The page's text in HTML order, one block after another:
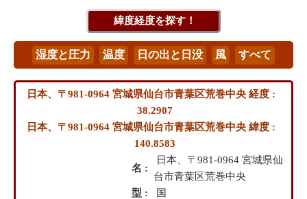
日本、〒981-0964 宮城県仙台市青葉区荒巻中央 経度 :
38.2907
日本、〒981-0964 宮城県仙台市青葉区荒巻中央 緯度 :
140.8583
名 :
日本、〒981-0964 宮城県仙
台市青葉区荒巻中央
型 :
国